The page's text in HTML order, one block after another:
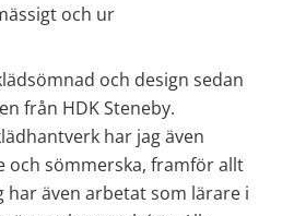
och ur
och design sedan
från HDK Steneby.
har jag även
och sömmerska, framför allt
har även arbetat som lärare i